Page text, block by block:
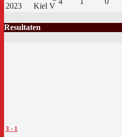
2023
Kiel V
Resultaten
3 - 1